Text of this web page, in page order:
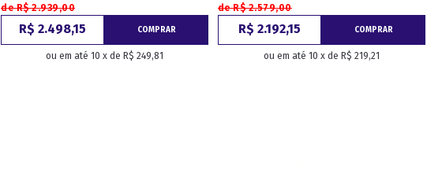
de R$ 2.939,00
R$ 2.498,15 COMPRAR
ou em até 10 x de R$ 249,81
de R$ 2.579,00
R$ 2.192,15 COMPRAR
ou em até 10 x de R$ 219,21